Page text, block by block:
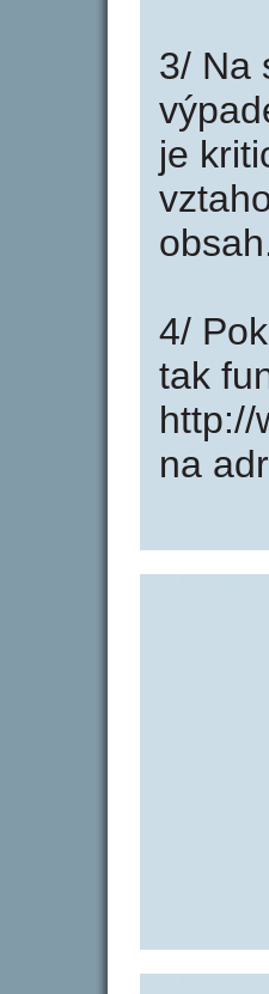
3/ Na
je
4/
tak
http://
na